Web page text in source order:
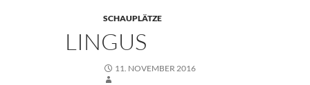
SCHAUPLÄTZE
LINGUS
11. NOVEMBER 2016